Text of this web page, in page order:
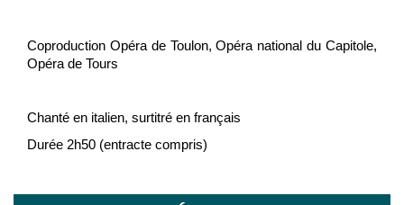
Coproduction Opéra de Toulon, Opéra national du Capitole,
Opéra de Tours
Chanté en italien, surtitré en français
Durée 2h50 (entracte compris)